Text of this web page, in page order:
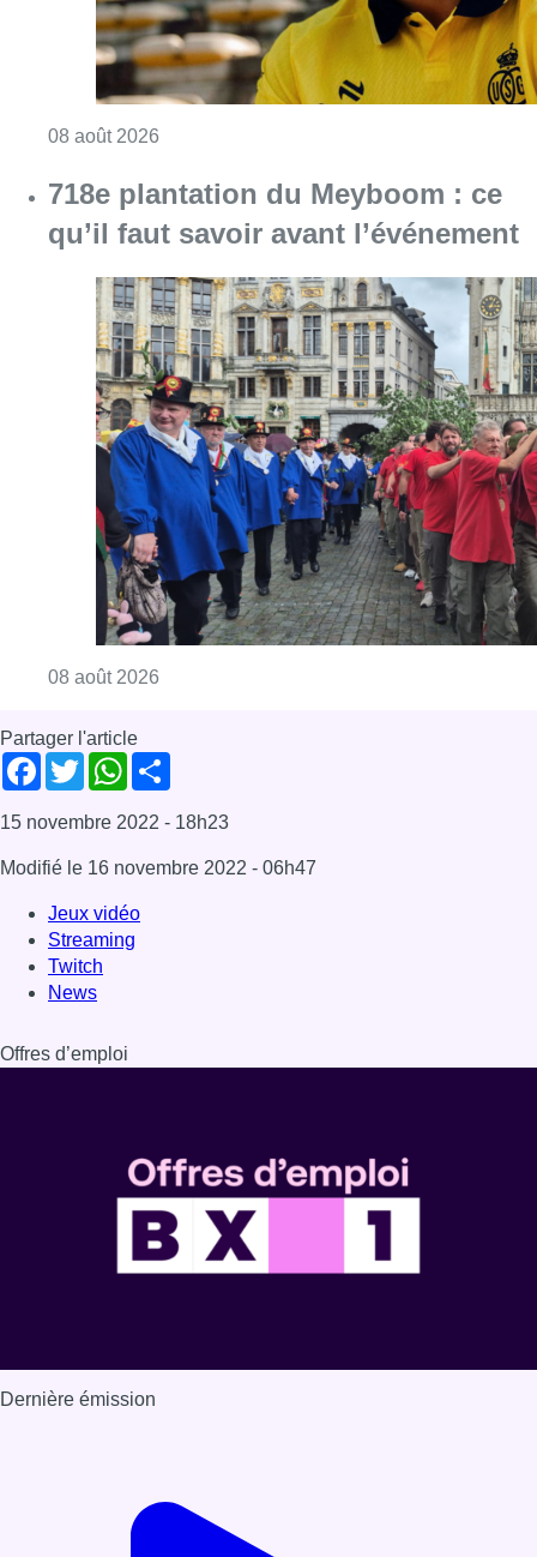
08 août 2026Consulter l'article "718e plantation du
Partager l'article
Facebook
TwitterWhatsApp
Share
15 novembre 2022 - 18h23
16 novembre 2022- 06h47
Jeux vidéo
Streaming
Twitch
News
Offres d’emploi